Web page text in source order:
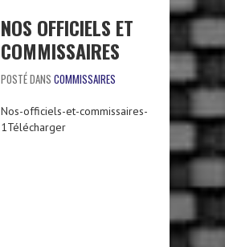
NOS OFFICIELS ET
COMMISSAIRES
POSTÉ DANS COMMISSAIRES
Nos-officiels-et-commissaires-
1Télécharger